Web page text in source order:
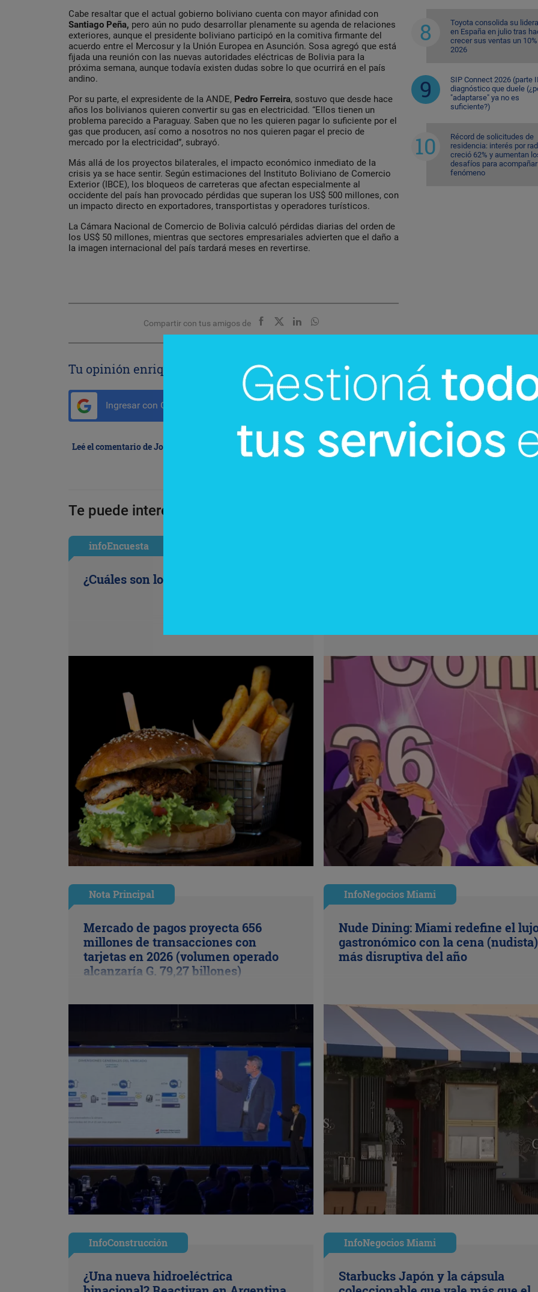
Cabe resaltar que el actual gobierno boliviano cuenta con mayor afinidad con
Santiago Peña, pero aún no pudo desarrollar plenamente su agenda de relaciones
exteriores, aunque el presidente boliviano participó en la comitiva firmante del
acuerdo entre el Mercosur y la Unión Europea en Asunción. Sosa agregó que está
fijada una reunión con las nuevas autoridades eléctricas de Bolivia para la
próxima semana, aunque todavía existen dudas sobre lo que ocurrirá en el país
andino.
Por su parte, el expresidente de la ANDE, Pedro Ferreira, sostuvo que desde hace
años los bolivianos quieren convertir su gas en electricidad. “Ellos tienen un
problema parecido a Paraguay. Saben que no les quieren pagar lo suficiente por el
gas que producen, así como a nosotros no nos quieren pagar el precio de
mercado por la electricidad”, subrayó.
Más allá de los proyectos bilaterales, el impacto económico inmediato de la
crisis ya se hace sentir. Según estimaciones del Instituto Boliviano de Comercio
Exterior (IBCE), los bloqueos de carreteras que afectan especialmente al
occidente del país han provocado pérdidas que superan los US$ 500 millones, con
un impacto directo en exportadores, transportistas y operadores turísticos.
La Cámara Nacional de Comercio de Bolivia calculó pérdidas diarias del orden de
los US$ 50 millones, mientras que sectores empresariales advierten que el daño a
la imagen internacional del país tardará meses en revertirse.
Compartir con tus amigos de
Tu opinión enriquece este artículo:
Ingresar con Google
Leé el comentario de Johan Bueckert
Toyota consolida su
en España en julio tras
crecer sus ventas un
2026
SIP Connect 2026 (parte
diagnóstico que duele
"adaptarse" ya no es
suficiente?)
Récord de solicitudes de
residencia: interés por
creció 62% y aumentan
desafíos para
fenómeno
Te puede interesar:
infoEncuesta
¿Cuáles son los antojos de la oficina?
Nota Principal
Mercado de pagos proyecta 656
millones de transacciones con
tarjetas en 2026 (volumen operado
alcanzaría G. 79,27 billones)
InfoNegocios Miami
Nude Dining: Miami redefine el
gastronómico con la cena (nudista)
más disruptiva del año
InfoConstrucción
¿Una nueva hidroeléctrica
InfoNegocios Miami
Starbucks Japón y la cápsula